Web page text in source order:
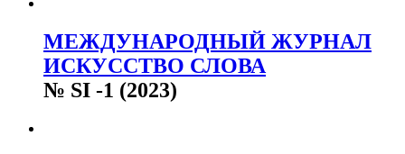
МЕЖДУНАРОДНЫЙ ЖУРНАЛ
ИСКУССТВО СЛОВА
№ SI -1 (2023)